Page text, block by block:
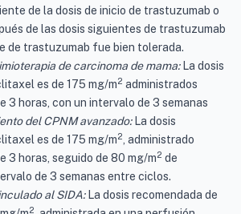
de la dosis de inicio de trastuzumab o
de las dosis siguientes de trastuzumab
de trastuzumab fue bien tolerada.
de carcinoma de mama:La dosis
es de 175 mg/m2 administrados
3 horas, con un intervalo de 3 semanas
del CPNM avanzado:La dosis
es de 175 mg/m2, administrado
3 horas, seguido de 80 mg/m2 de
de 3 semanas entre ciclos.
al SIDA: La dosis recomendada de
2